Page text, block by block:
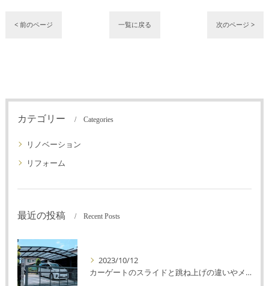
< 前のページ 一覧に戻る 次のページ >
カテゴリー Categories
リノベーション
リフォーム
最近の投稿 Recent Posts
2023/10/12
カーゲートのスライドと跳ね上げの違いやメリットデメリットを解説！